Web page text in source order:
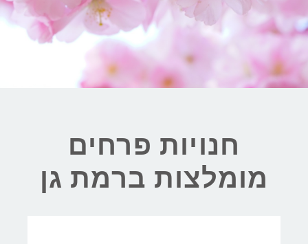
חנויות פרחים
מומלצות ברמת גן